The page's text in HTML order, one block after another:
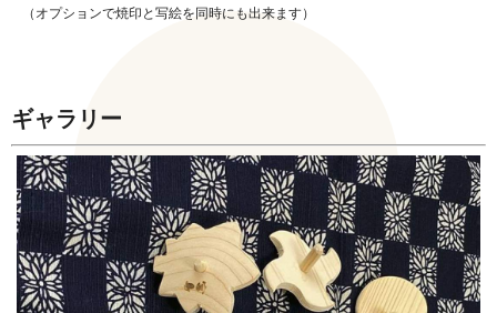
（オプションで焼印と写絵を同時にも出来ます）
ギャラリー